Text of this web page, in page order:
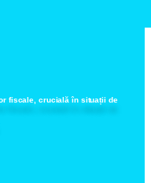
fiscale, crucială în situații de